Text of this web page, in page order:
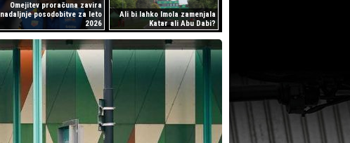
Omejitev proračuna zavira
nadaljnje posodobitve za leto
2026
Ali bi lahko Imola zamenjala
Katar ali Abu Dabi?